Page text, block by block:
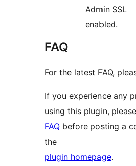
Admin SSL
enabled.
FAQ
For the latest FAQ,
If you experience any
using this plugin,
FAQ before posting a
the
plugin homepage.